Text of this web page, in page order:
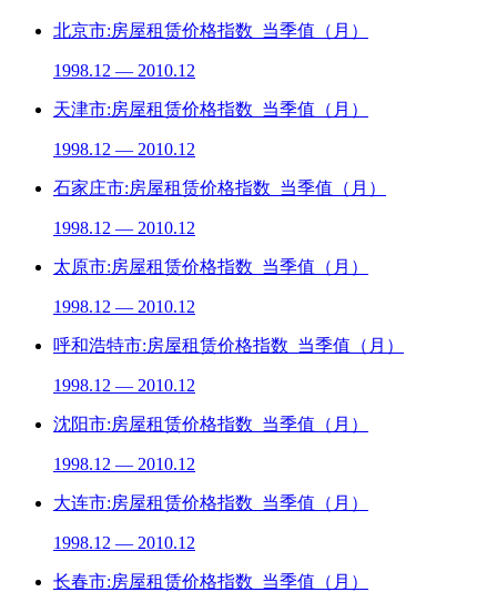
北京市:房屋租赁价格指数_当季值（月）
1998.12 — 2010.12
天津市:房屋租赁价格指数_当季值（月）
1998.12 — 2010.12
石家庄市:房屋租赁价格指数_当季值（月）
1998.12 — 2010.12
太原市:房屋租赁价格指数_当季值（月）
1998.12 — 2010.12
呼和浩特市:房屋租赁价格指数_当季值（月）
1998.12 — 2010.12
沈阳市:房屋租赁价格指数_当季值（月）
1998.12 — 2010.12
大连市:房屋租赁价格指数_当季值（月）
1998.12 — 2010.12
长春市:房屋租赁价格指数_当季值（月）